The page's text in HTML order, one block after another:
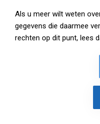
Als u meer wilt weten
gegevens die daarmee
rechten op dit punt, lees
Openingstijden
zie watermansport.nl